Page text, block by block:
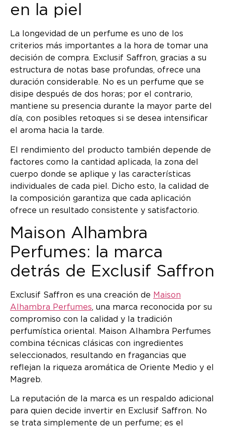
en la piel
La longevidad de un perfume es uno de los
criterios más importantes a la hora de tomar una
decisión de compra. Exclusif Saffron, gracias a su
estructura de notas base profundas, ofrece una
duración considerable. No es un perfume que se
disipe después de dos horas; por el contrario,
mantiene su presencia durante la mayor parte del
día, con posibles retoques si se desea intensificar
el aroma hacia la tarde.
El rendimiento del producto también depende de
factores como la cantidad aplicada, la zona del
cuerpo donde se aplique y las características
individuales de cada piel. Dicho esto, la calidad de
la composición garantiza que cada aplicación
ofrece un resultado consistente y satisfactorio.
Maison Alhambra
Perfumes: la marca
detrás de Exclusif Saffron
Exclusif Saffron es una creación de Maison
Alhambra Perfumes, una marca reconocida por su
compromiso con la calidad y la tradición
perfumística oriental. Maison Alhambra Perfumes
combina técnicas clásicas con ingredientes
seleccionados, resultando en fragancias que
reflejan la riqueza aromática de Oriente Medio y el
Magreb.
La reputación de la marca es un respaldo adicional
para quien decide invertir en Exclusif Saffron. No
se trata simplemente de un perfume; es el